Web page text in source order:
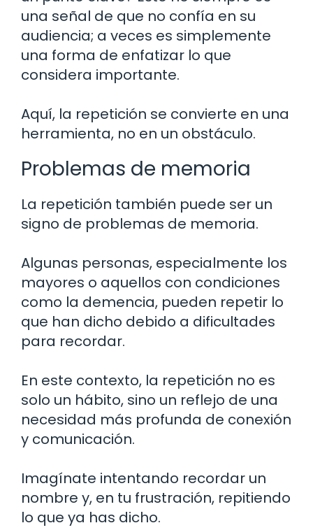
una señal de que no confía en su
audiencia; a veces es simplemente
una forma de enfatizar lo que
considera importante.
Aquí, la repetición se convierte en una
herramienta, no en un obstáculo.
Problemas de memoria
La repetición también puede ser un
signo de problemas de memoria.
Algunas personas, especialmente los
mayores o aquellos con condiciones
como la demencia, pueden repetir lo
que han dicho debido a dificultades
para recordar.
En este contexto, la repetición no es
solo un hábito, sino un reflejo de una
necesidad más profunda de conexión
y comunicación.
Imagínate intentando recordar un
nombre y, en tu frustración, repitiendo
lo que ya has dicho.